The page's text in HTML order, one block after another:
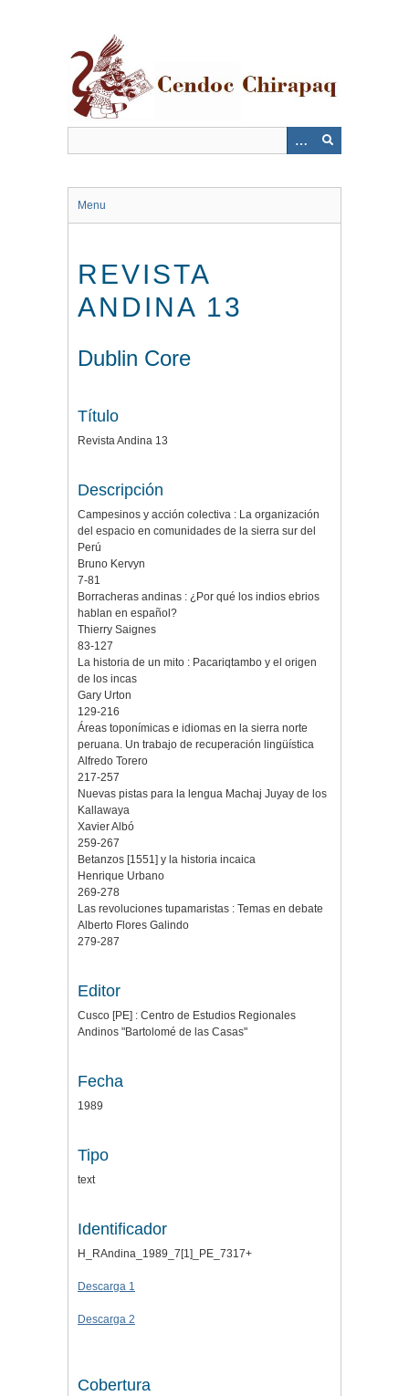
Menu
REVISTA
ANDINA 13
Dublin Core
Título
Revista Andina 13
Descripción
Campesinos y acción colectiva : La organización
del espacio en comunidades de la sierra sur del
Perú
Bruno Kervyn
7-81
Borracheras andinas : ¿Por qué los indios ebrios
hablan en español?
Thierry Saignes
83-127
La historia de un mito : Pacariqtambo y el origen
de los incas
Gary Urton
129-216
Áreas toponímicas e idiomas en la sierra norte
peruana. Un trabajo de recuperación lingüística
Alfredo Torero
217-257
Nuevas pistas para la lengua Machaj Juyay de los
Kallawaya
Xavier Albó
259-267
Betanzos [1551] y la historia incaica
Henrique Urbano
269-278
Las revoluciones tupamaristas : Temas en debate
Alberto Flores Galindo
279-287
Editor
Cusco [PE] : Centro de Estudios Regionales
Andinos "Bartolomé de las Casas"
Fecha
1989
Tipo
text
Identificador
H_RAndina_1989_7[1]_PE_7317+
Descarga 1
Descarga 2
Cobertura